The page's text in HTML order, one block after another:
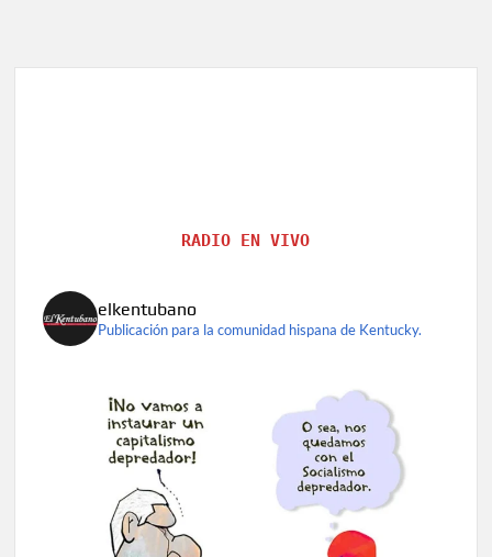
RADIO EN VIVO
elkentubano
Publicación para la comunidad hispana de Kentucky.